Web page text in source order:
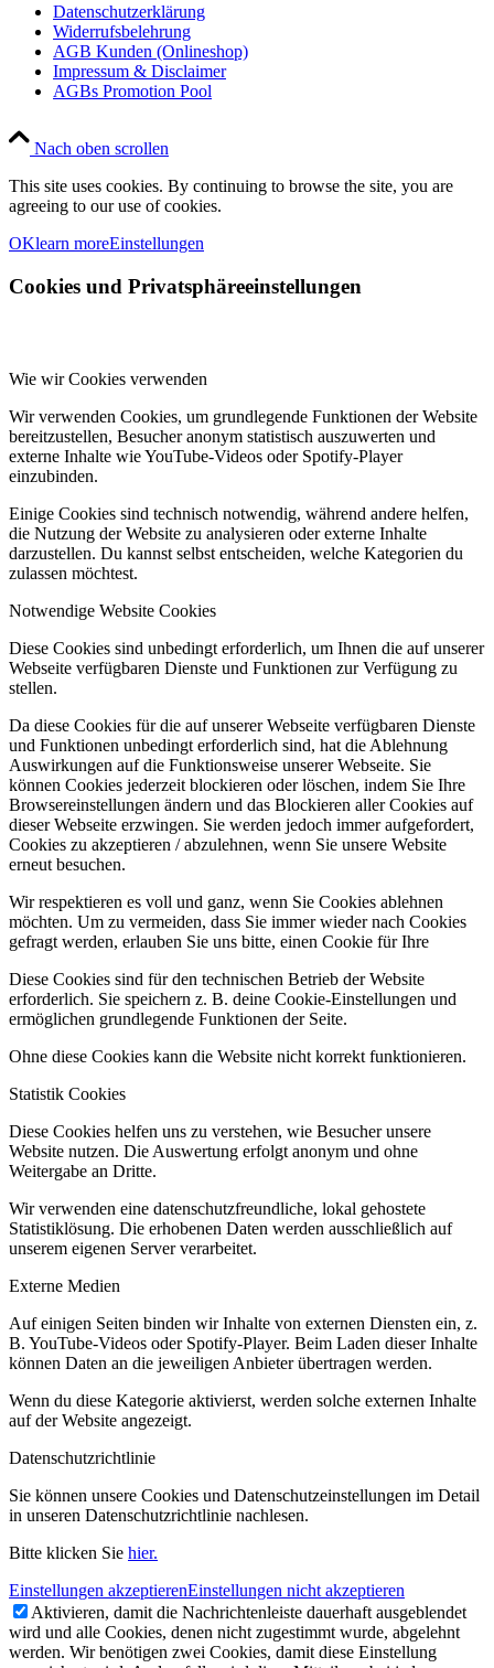
Datenschutzerklärung
Widerrufsbelehrung
AGB Kunden (Onlineshop)
Impressum & Disclaimer
AGBs Promotion Pool
Nach oben scrollen
This site uses cookies. By continuing to browse the site, you are
agreeing to our use of cookies.
OKlearn moreEinstellungen
Cookies und Privatsphäreeinstellungen
Wie wir Cookies verwenden
Wir verwenden Cookies, um grundlegende Funktionen der Website
bereitzustellen, Besucher anonym statistisch auszuwerten und
externe Inhalte wie YouTube-Videos oder Spotify-Player
einzubinden.
Einige Cookies sind technisch notwendig, während andere helfen,
die Nutzung der Website zu analysieren oder externe Inhalte
darzustellen. Du kannst selbst entscheiden, welche Kategorien du
zulassen möchtest.
Notwendige Website Cookies
Diese Cookies sind unbedingt erforderlich, um Ihnen die auf unserer
Webseite verfügbaren Dienste und Funktionen zur Verfügung zu
stellen.
Da diese Cookies für die auf unserer Webseite verfügbaren Dienste
und Funktionen unbedingt erforderlich sind, hat die Ablehnung
Auswirkungen auf die Funktionsweise unserer Webseite. Sie
können Cookies jederzeit blockieren oder löschen, indem Sie Ihre
Browsereinstellungen ändern und das Blockieren aller Cookies auf
dieser Webseite erzwingen. Sie werden jedoch immer aufgefordert,
Cookies zu akzeptieren / abzulehnen, wenn Sie unsere Website
erneut besuchen.
Wir respektieren es voll und ganz, wenn Sie Cookies ablehnen
möchten. Um zu vermeiden, dass Sie immer wieder nach Cookies
gefragt werden, erlauben Sie uns bitte, einen Cookie für Ihre
Diese Cookies sind für den technischen Betrieb der Website
erforderlich. Sie speichern z. B. deine Cookie-Einstellungen und
ermöglichen grundlegende Funktionen der Seite.
Ohne diese Cookies kann die Website nicht korrekt funktionieren.
Statistik Cookies
Diese Cookies helfen uns zu verstehen, wie Besucher unsere
Website nutzen. Die Auswertung erfolgt anonym und ohne
Weitergabe an Dritte.
Wir verwenden eine datenschutzfreundliche, lokal gehostete
Statistiklösung. Die erhobenen Daten werden ausschließlich auf
unserem eigenen Server verarbeitet.
Externe Medien
Auf einigen Seiten binden wir Inhalte von externen Diensten ein, z.
B. YouTube-Videos oder Spotify-Player. Beim Laden dieser Inhalte
können Daten an die jeweiligen Anbieter übertragen werden.
Wenn du diese Kategorie aktivierst, werden solche externen Inhalte
auf der Website angezeigt.
Datenschutzrichtlinie
Sie können unsere Cookies und Datenschutzeinstellungen im Detail
in unseren Datenschutzrichtlinie nachlesen.
Bitte klicken Sie hier.
Einstellungen akzeptierenEinstellungen nicht akzeptieren
Aktivieren, damit die Nachrichtenleiste dauerhaft ausgeblendet
wird und alle Cookies, denen nicht zugestimmt wurde, abgelehnt
werden. Wir benötigen zwei Cookies, damit diese Einstellung